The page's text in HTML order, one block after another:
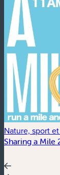
Nature, sport
Sharing a Mile